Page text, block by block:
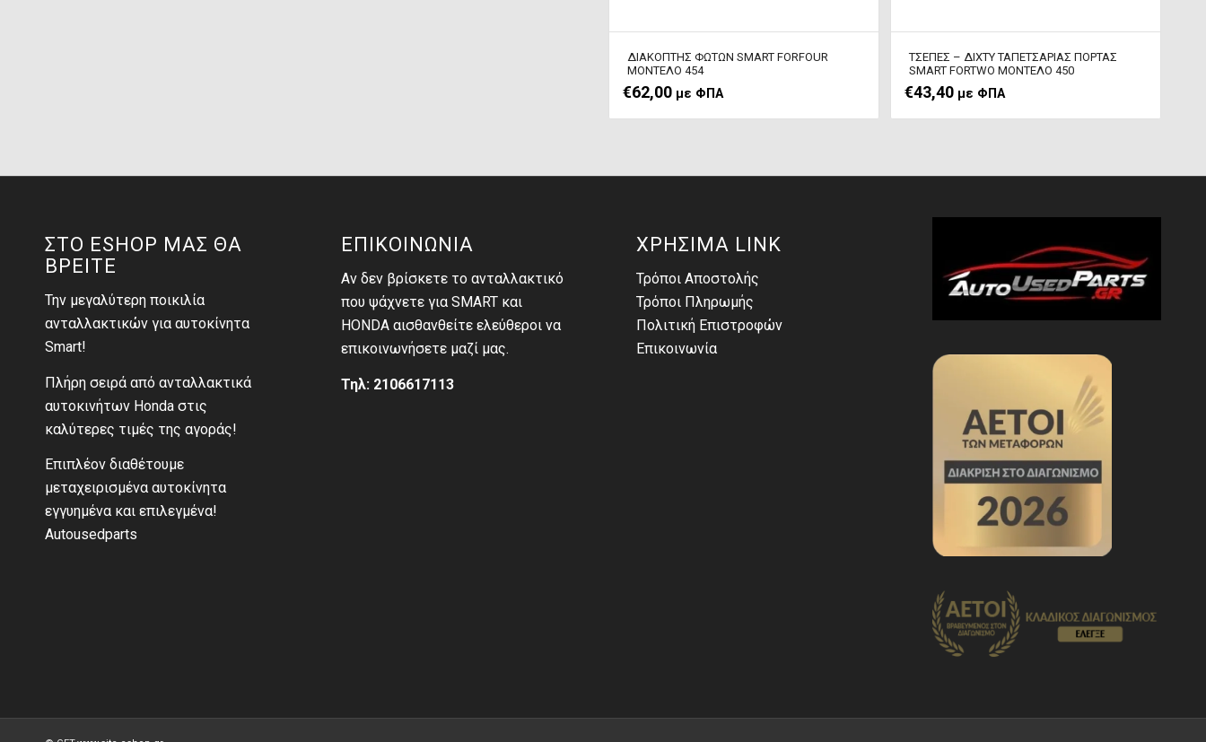
ΔΙΑΚΟΠΤΗΣ ΦΩΤΩΝ SMART FORFOUR
ΜΟΝΤΕΛΟ 454
€62,00 με ΦΠΑ
ΤΣΕΠΕΣ – ΔΙΧΤΥ TAΠEΤΣΑΡΙΑΣ ΠΟΡΤΑΣ
SMART FORTWO ΜΟΝΤΕΛΟ 450
€43,40 με ΦΠΑ
ΣΤΟ ESHOP ΜΑΣ ΘΑ
ΒΡΕΙΤΕ
Την μεγαλύτερη ποικιλία
ανταλλακτικών για αυτοκίνητα
Smart!
Πλήρη σειρά από ανταλλακτικά
αυτοκινήτων Honda στις
καλύτερες τιμές της αγοράς!
Επιπλέον διαθέτουμε
μεταχειρισμένα αυτοκίνητα
εγγυημένα και επιλεγμένα!
Autousedparts
ΕΠΙΚΟΙΝΩΝΙΑ
Αν δεν βρίσκετε το ανταλλακτικό
που ψάχνετε για SMART και
HONDA αισθανθείτε ελεύθεροι να
επικοινωνήσετε μαζί μας.
Τηλ: 2106617113
ΧΡΗΣΙΜΑ LINK
Τρόποι Αποστολής
Τρόποι Πληρωμής
Πολιτική Επιστροφών
Επικοινωνία